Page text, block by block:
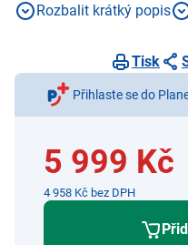
polyesteru
Rozbalit krátký popis
Tisk
Přihlaste se do
5 999 Kč
4 958 Kč bez DPH